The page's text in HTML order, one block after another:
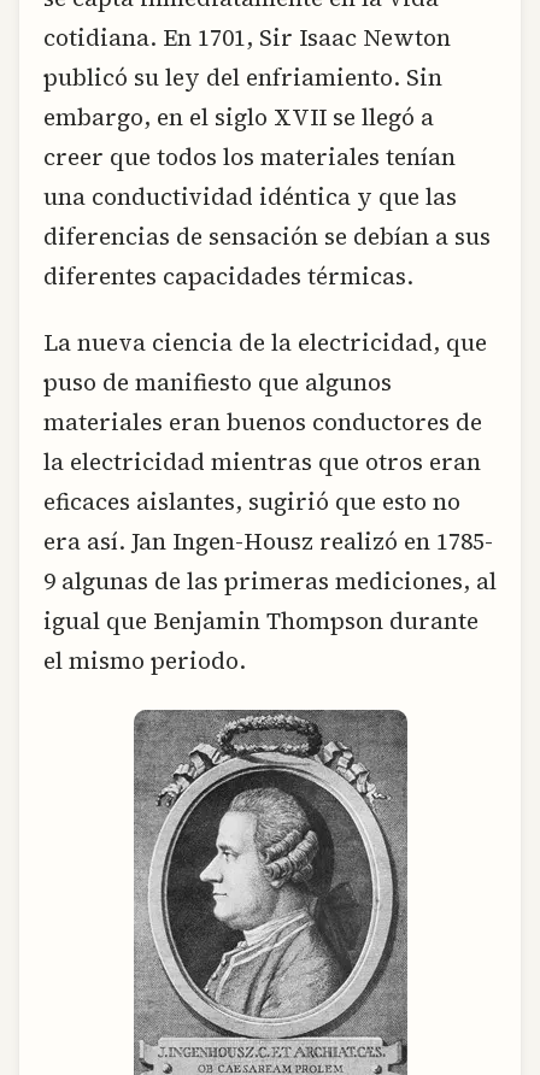
cotidiana. En 1701, Sir Isaac Newton
publicó su ley del enfriamiento. Sin
embargo, en el siglo XVII se llegó a
creer que todos los materiales tenían
una conductividad idéntica y que las
diferencias de sensación se debían a sus
diferentes capacidades térmicas.
La nueva ciencia de la electricidad, que
puso de manifiesto que algunos
materiales eran buenos conductores de
la electricidad mientras que otros eran
eficaces aislantes, sugirió que esto no
era así. Jan Ingen-Housz realizó en 1785-
9 algunas de las primeras mediciones, al
igual que Benjamin Thompson durante
el mismo periodo.